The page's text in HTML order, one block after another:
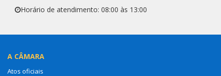
Horário de atendimento: 08:00 às 13:00
A CÂMARA
Atos oficiais